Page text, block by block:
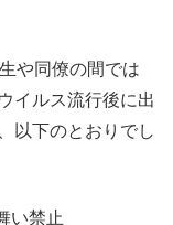
や同僚の間では
イルス流行後に出
以下のとおりでし
い禁止